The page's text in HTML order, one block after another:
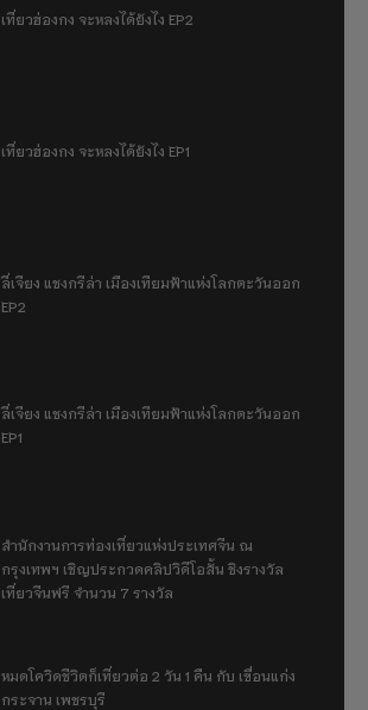
เที่ยวฮ่องกง จะหลงได้ยังไง EP2
เที่ยวฮ่องกง จะหลงได้ยังไง EP1
ลี่เจียง แชงกรีล่า เมืองเทียมฟ้าแห่งโลกตะวันออก
EP2
ลี่เจียง แชงกรีล่า เมืองเทียมฟ้าแห่งโลกตะวันออก
EP1
สำนักงานการท่องเที่ยวแห่งประเทศจีน ณ
กรุงเทพฯ เชิญประกวดคลิปวิดีโอสั้น ชิงรางวัล
เที่ยวจีนฟรี จำนวน 7 รางวัล
หมดโควิดชีวิตก็เที่ยวต่อ 2 วัน 1 คืน กับ เขื่อนแก่ง
กระจาน เพชรบุรี